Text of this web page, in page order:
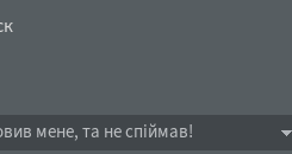
мене, та не спіймав!